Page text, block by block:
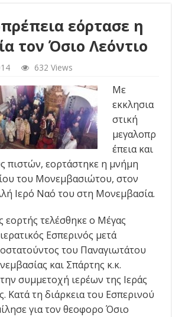
εόρτασε η
τον Όσιο Λεόντιο
632 Views
Με
εκκλησια
στική
μεγαλοπρ
έπεια και
πιστών, εορτάστηκε η μνήμη
του Μονεμβασιώτου, στον
Ιερό Ναό του στη Μονεμβασία.
εορτής τελέσθηκε ο Μέγας
Εσπερινός μετά
του Παναγιωτάτου
και Σπάρτης κ.κ.
συμμετοχή ιερέων της Ιεράς
τη διάρκεια του Εσπερινού
για τον θεοφορο Όσιο